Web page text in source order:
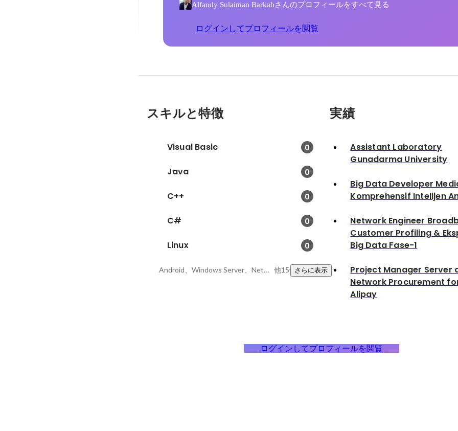
Alfandy Sulaiman Barkahさんのプロフィールをすべて見る
ログインしてプロフィールを閲覧
スキルと特徴
Visual Basic 0
Java 0
C++ 0
C# 0
Linux 0
Android、Windows Server、Network 他15件さらに表示
実績
Assistant Laboratory
Gunadarma University
Big Data Developer
Komprehensif Intelijen
Network Engineer
Customer Profiling &
Big Data Fase-1
Project Manager Server
Network Procurement
Alipay
ログインしてプロフィールを閲覧